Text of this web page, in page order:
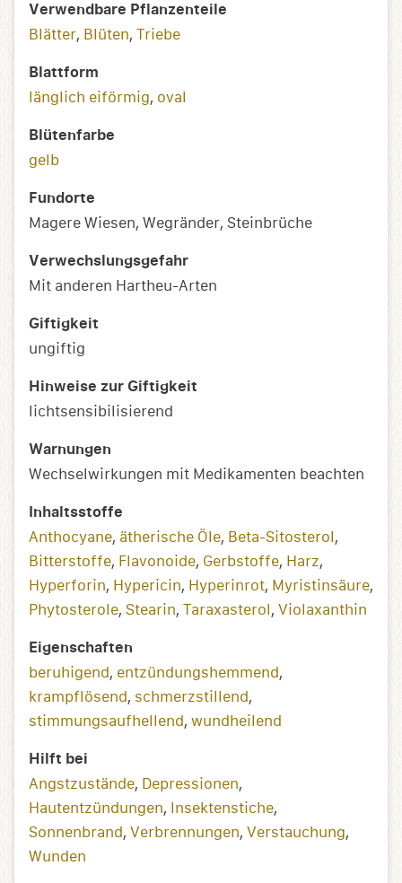
Verwendbare Pflanzenteile
Blätter, Blüten, Triebe
Blattform
länglich eiförmig, oval
Blütenfarbe
gelb
Fundorte
Magere Wiesen, Wegränder, Steinbrüche
Verwechslungsgefahr
Mit anderen Hartheu-Arten
Giftigkeit
ungiftig
Hinweise zur Giftigkeit
lichtsensibilisierend
Warnungen
Wechselwirkungen mit Medikamenten beachten
Inhaltsstoffe
Anthocyane, ätherische Öle, Beta-Sitosterol,
Bitterstoffe, Flavonoide, Gerbstoffe, Harz,
Hyperforin, Hypericin, Hyperinrot, Myristinsäure,
Phytosterole, Stearin, Taraxasterol, Violaxanthin
Eigenschaften
beruhigend, entzündungs­­hemmend,
krampflösend, schmerzstillend,
stimmungsaufhellend, wundheilend
Hilft bei
Angstzustände, Depressionen,
Hautentzündungen, Insektenstiche,
Sonnenbrand, Verbrennungen, Verstauchung,
Wunden